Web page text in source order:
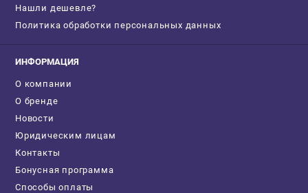
Нашли дешевле?
Политика обработки персональных данных
ИНФОРМАЦИЯ
О компании
О бренде
Новости
Юридическим лицам
Контакты
Бонусная программа
Способы оплаты